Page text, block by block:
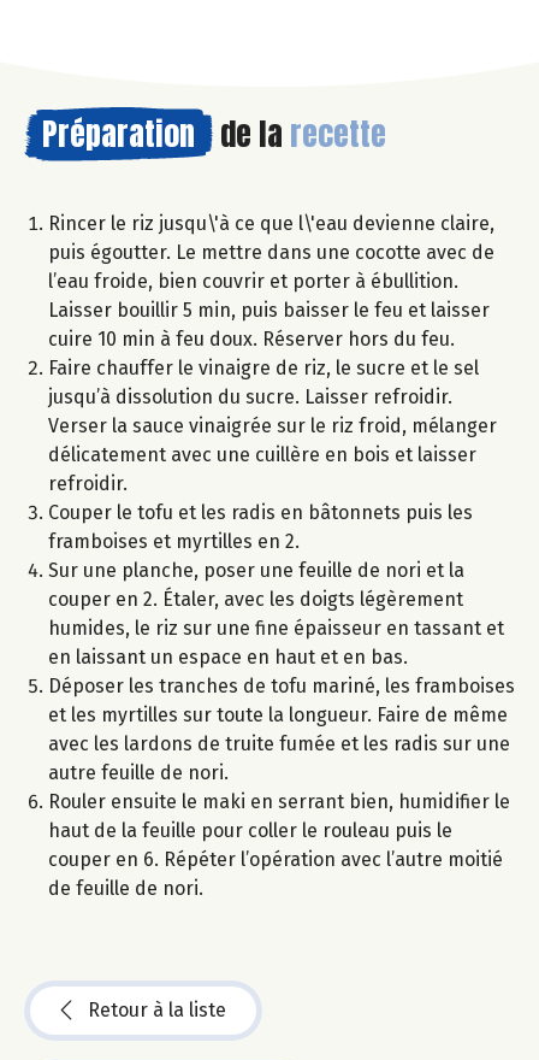
Préparation de la recette
Rincer le riz jusqu\'à ce que l\'eau devienne claire,
puis égoutter. Le mettre dans une cocotte avec de
l’eau froide, bien couvrir et porter à ébullition.
Laisser bouillir 5 min, puis baisser le feu et laisser
cuire 10 min à feu doux. Réserver hors du feu.
Faire chauffer le vinaigre de riz, le sucre et le sel
jusqu’à dissolution du sucre. Laisser refroidir.
Verser la sauce vinaigrée sur le riz froid, mélanger
délicatement avec une cuillère en bois et laisser
refroidir.
Couper le tofu et les radis en bâtonnets puis les
framboises et myrtilles en 2.
Sur une planche, poser une feuille de nori et la
couper en 2. Étaler, avec les doigts légèrement
humides, le riz sur une fine épaisseur en tassant et
en laissant un espace en haut et en bas.
Déposer les tranches de tofu mariné, les framboises
et les myrtilles sur toute la longueur. Faire de même
avec les lardons de truite fumée et les radis sur une
autre feuille de nori.
Rouler ensuite le maki en serrant bien, humidifier le
haut de la feuille pour coller le rouleau puis le
couper en 6. Répéter l’opération avec l’autre moitié
de feuille de nori.
Retour à la liste